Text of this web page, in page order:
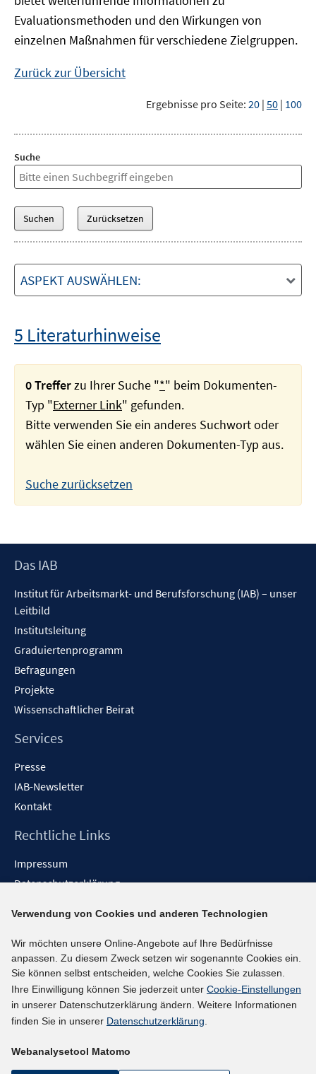
Evaluationsmethoden und den Wirkungen von
einzelnen Maßnahmen für verschiedene Zielgruppen.
Zurück zur Übersicht
Ergebnisse pro Seite: 20 | 50 | 100
Suche
ASPEKT AUSWÄHLEN:
5 Literaturhinweise
0 Trefferzu Ihrer Suche "*" beim Dokumenten-
Typ "Externer Link" gefunden.
Bitte verwenden Sie ein anderes Suchwort oder
wählen Sie einen anderen Dokumenten-Typ aus.
Suche zurücksetzen
Footer
Das IAB
Institut für Arbeitsmarkt- und Berufsforschung (IAB) – unser
Leitbild
Institutsleitung
Graduiertenprogramm
Befragungen
Projekte
Wissenschaftlicher Beirat
Services
Presse
IAB-Newsletter
Kontakt
Rechtliche Links
Impressum
Datenschutzerklärung
Barrieren melden
Social-Media-Kanäle
BlueSky
YouTube
LinkedIn
kununu
Verwendung von Cookies und anderen Technologien
Wir möchten unsere Online-Angebote auf Ihre Bedürfnisse
anpassen. Zu diesem Zweck setzen wir sogenannte Cookies ein.
Sie können selbst entscheiden, welche Cookies Sie zulassen.
Ihre Einwilligung können Sie jederzeit unter Cookie-Einstellungen
in unserer Datenschutzerklärung ändern. Weitere Informationen
finden Sie in unserer Datenschutzerklärung.
Webanalysetool Matomo